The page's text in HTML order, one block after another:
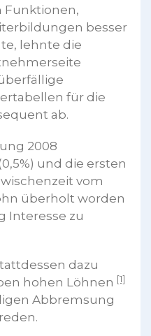
Funktionen,
besser
lehnte die
für die
ab.
2008
und die ersten
vom
überholt worden
Interesse zu
dazu
hohen Löhnen [1]
Abbremsung